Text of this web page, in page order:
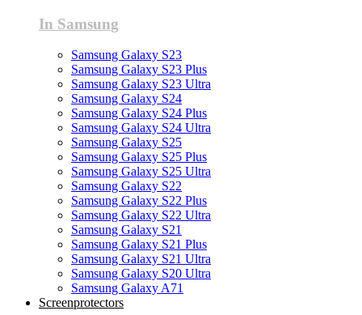
In Samsung
Samsung Galaxy S23
Samsung Galaxy S23 Plus
Samsung Galaxy S23 Ultra
Samsung Galaxy S24
Samsung Galaxy S24 Plus
Samsung Galaxy S24 Ultra
Samsung Galaxy S25
Samsung Galaxy S25 Plus
Samsung Galaxy S25 Ultra
Samsung Galaxy S22
Samsung Galaxy S22 Plus
Samsung Galaxy S22 Ultra
Samsung Galaxy S21
Samsung Galaxy S21 Plus
Samsung Galaxy S21 Ultra
Samsung Galaxy S20 Ultra
Samsung Galaxy A71
Screenprotectors